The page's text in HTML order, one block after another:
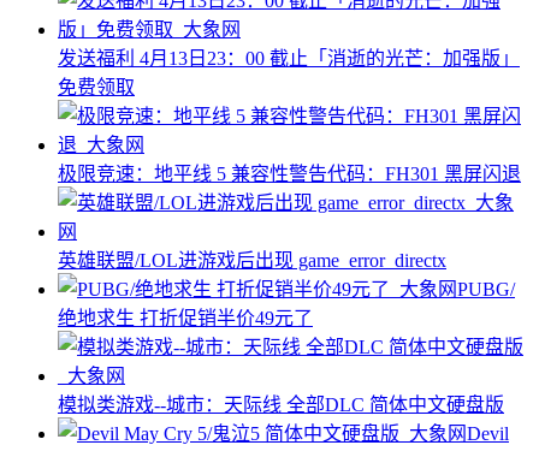
发送福利 4月13日23：00 截止「消逝的光芒：加强版」
免费领取
极限竞速：地平线 5 兼容性警告代码：FH301 黑屏闪退
英雄联盟/LOL进游戏后出现 game_error_directx
PUBG/
绝地求生 打折促销半价49元了
模拟类游戏--城市：天际线 全部DLC 简体中文硬盘版
Devil